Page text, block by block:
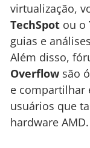
virtualização,
TechSpot ou o
guias e
Além disso,
Overflow são
e compartilhar
usuários que
hardware AMD.